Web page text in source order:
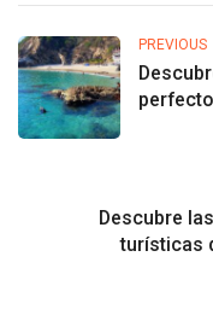
PREVIOUS
Descubre
turísticas